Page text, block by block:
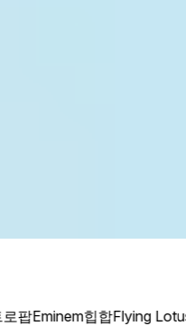
팝Eminem힙합Flying Lotus